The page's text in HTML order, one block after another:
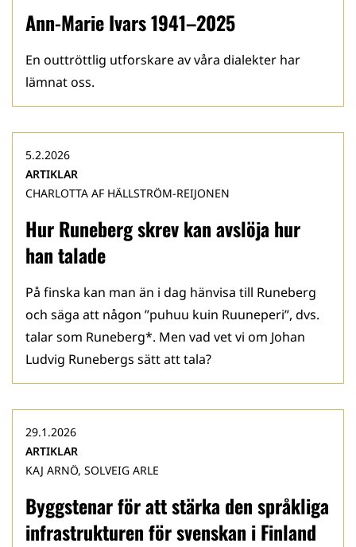
Ann-Marie Ivars 1941–2025
En outtröttlig utforskare av våra dialekter har
lämnat oss.
Hur Runeberg skrev kan avslöja hur
han talade
5.2.2026
ARTIKLAR
CHARLOTTA AF HÄLLSTRÖM-REIJONEN
På finska kan man än i dag hänvisa till Runeberg
och säga att någon ”puhuu kuin Ruuneperi”, dvs.
talar som Runeberg*. Men vad vet vi om Johan
Ludvig Runebergs sätt att tala?
Byggstenar för att stärka den språkliga
infrastrukturen för svenskan i Finland
29.1.2026
ARTIKLAR
KAJ ARNÖ, SOLVEIG ARLE